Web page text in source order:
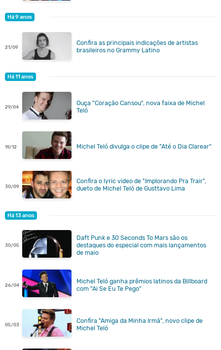
Há 9 anos
21/09
Confira as principais indicações de artistas
brasileiros no Grammy Latino
Há 11 anos
29/04
Ouça "Coração Cansou", nova faixa de Michel
Teló
19/12 Michel Teló divulga o clipe de "Até o Dia Clarear"
30/09
Confira o lyric video de "Implorando Pra Trair",
dueto de Michel Teló de Gusttavo Lima
Há 13 anos
30/05
Daft Punk e 30 Seconds To Mars são os
destaques do especial com mais lançamentos
de maio
26/04
Michel Teló ganha prêmios latinos da Billboard
com "Ai Se Eu Te Pego"
05/03
Confira "Amiga da Minha Irmã", novo clipe de
Michel Teló